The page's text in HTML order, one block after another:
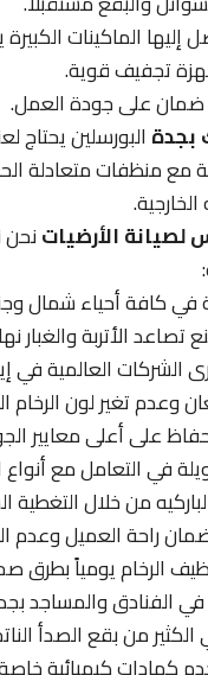
الماكينات الكبيرة
تجفيف قوية.
ضمان على جودة العمل.
بجدة البورسلين يحتاج
منظفات متعادلة
الأرضيات
في كافة أحياء شمال
تصاعد الأتربة والغبار
العالمية في
وعدم تغير لون الرخام
على أعلى معايير
في التعامل مع
من خلال التغطية
راحة العميل وعدم
الرخام يومياً بطرق
الفنادق والمساجد
الكثير من بقع الصدأ